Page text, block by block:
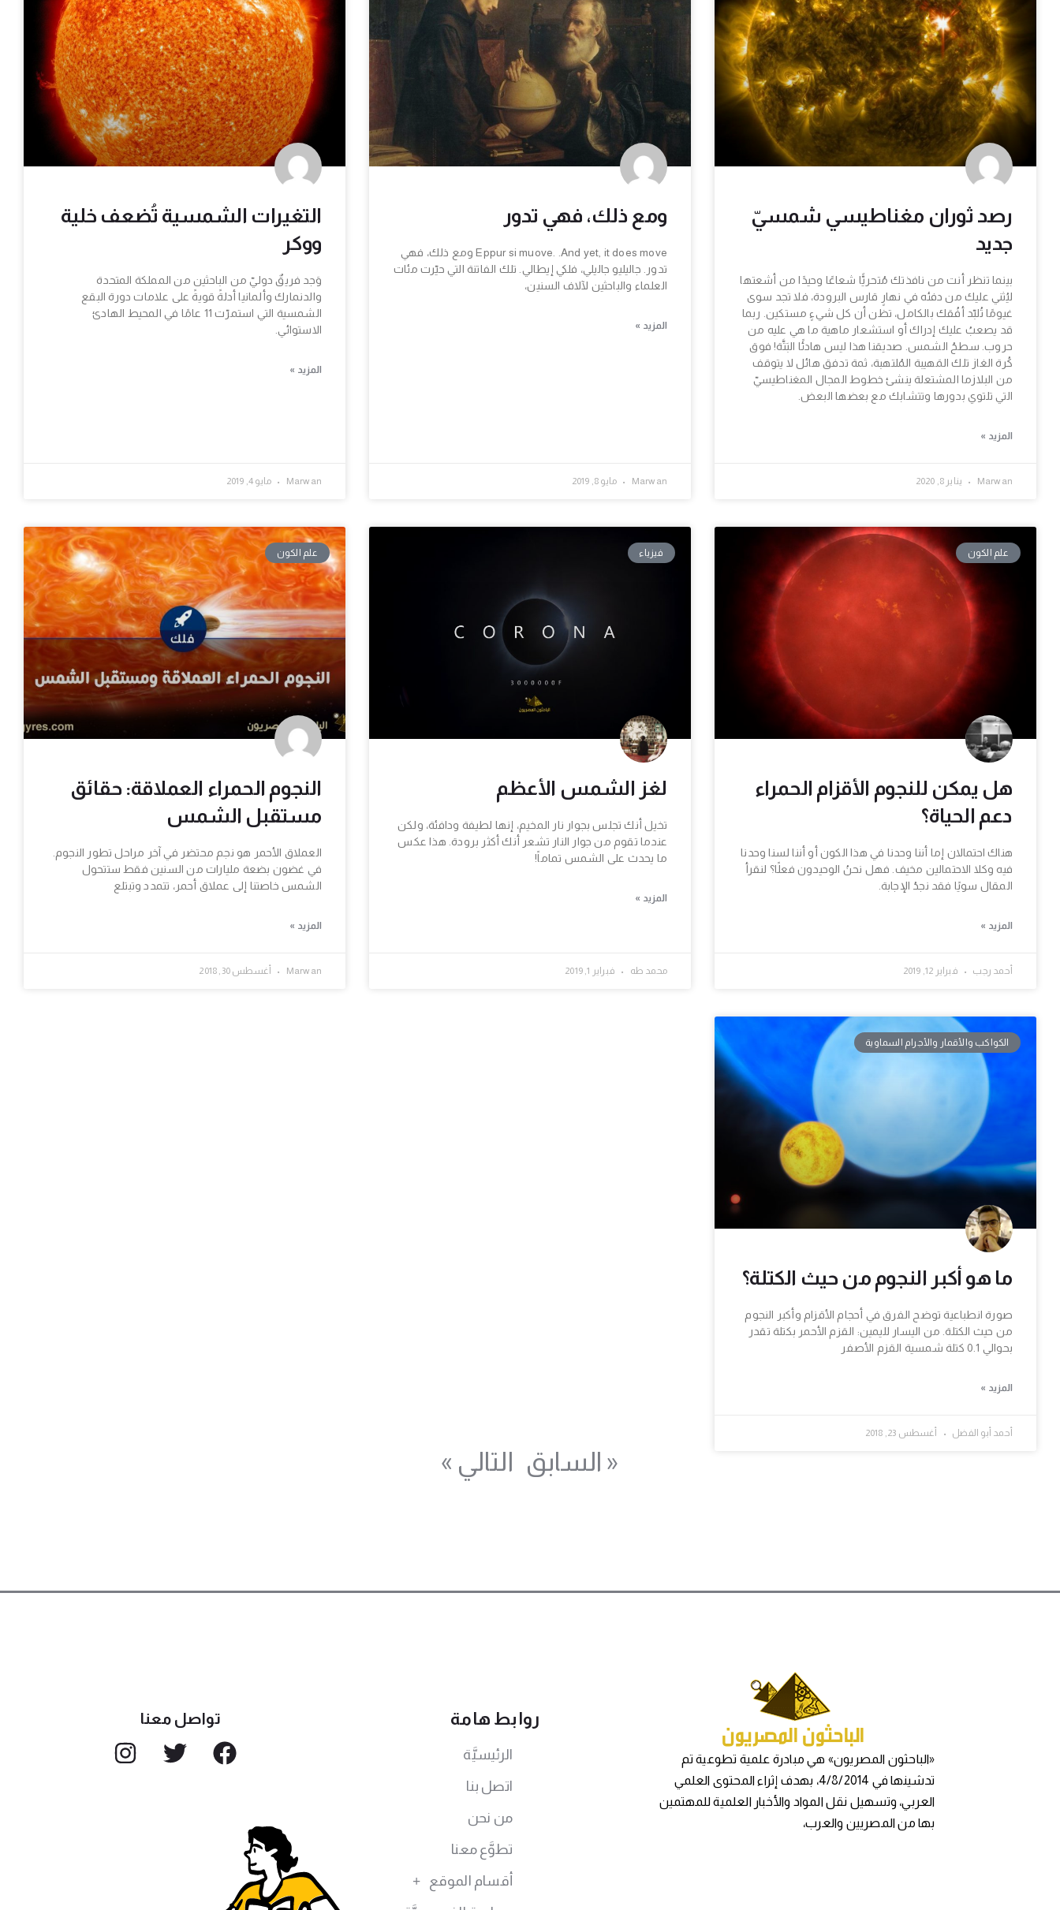
رصد ثوران مغناطيسي شمسيّ
جديد
بينما تنظر أنت من نافذتك مُتحريًّا شعاعًا وحيدًا من أشعتها
ليُثني عليك من دفئه في نهارٍ قارس البرودة، فلا تجد سوى
غيومًا تُلبّد أفُقك بالكامل، تظن أن كل شيءٍ مستكين. ربما
قد يصعبُ عليك إدراك أو استشعار ماهية ما هي عليه من
حروب. سطحُ الشمس. صديقنا هذا ليس هادئًا البَتَّة! فوق
كُرة الغاز تلك المَهيبة المُلتهبة، ثمة تدفق هائل لا يتوقف
من البلازما المشتعلة ينشئ خطوط المجال المغناطيسيّ
التي تلتوي بدورها وتتشابك مع بعضها البعض.
المزيد »
Marwan يناير 8, 2020
ومع ذلك، فهي تدور
Eppur si muove. .And yet, it does move ومع ذلك، فهي
تدور. جاليليو جاليلي، فلكي إيطالي. تلك الفاتنة التي حيّرت مئات
العلماء والباحثين لآلاف السنين،
المزيد »
Marwan مايو 8, 2019
التغيرات الشمسية تُضعف خلية
ووكر
وَجد فريقٌ دوليّ من الباحثين من المملكة المتحدة
والدنمارك وألمانيا أدلةً قويةً على علامات دورة البقع
الشمسية التي استمرّت 11 عامًا في المحيط الهادئ
الاستوائي.
المزيد »
Marwan مايو 4, 2019
علم الكون
هل يمكن للنجوم الأقزام الحمراء
دعم الحياة؟
هناك احتمالان إما أننا وحدنا في هذا الكون أو أننا لسنا وحدنا
فيه وكلا الاحتمالين مخيف. فهل نحنُ الوحيدون فعلًا؟ لنقرأ
المقال سويًا فقد نجدُ الإجابة.
المزيد »
أحمد رجب فبراير 12, 2019
فيزياء
لغز الشمس الأعظم
تخيل أنك تجلس بجوار نار المخيم، إنها لطيفة ودافئة، ولكن
عندما تقوم من جوار النار تشعر أنك أكثر برودة. هذا عكس
ما يحدث على الشمس تماماً!
المزيد »
محمد طه فبراير 1, 2019
علم الكون
النجوم الحمراء العملاقة: حقائق
مستقبل الشمس
العملاق الأحمر هو نجم محتضر في آخر مراحل تطور النجوم.
في غضون بضعة مليارات من السنين فقط ستتحول
الشمس خاصتنا إلى عملاق أحمر، تتمدد وتبتلع
المزيد »
Marwan أغسطس 30, 2018
الكواكب والأقمار والأجرام السماوية
ما هو أكبر النجوم من حيث الكتلة؟
صورة انطباعية توضح الفرق في أحجام الأقزام وأكبر النجوم
من حيث الكتلة. من اليسار لليمين: القزم الأحمر بكتلة تقدر
بحوالي 0.1 كتلة شمسية القزم الأصفر
المزيد »
أحمد أبو الفضل أغسطس 23, 2018
« السابق التالي »
«الباحثون المصريون» هي مبادرة علمية تطوعية تم
تدشينها في 4/8/2014، بهدف إثراء المحتوى العلمي
العربي، وتسهيل نقل المواد والأخبار العلمية للمهتمين
بها من المصريين والعرب،
روابط هامة
الرئيسيَّة
اتصل بنا
من نحن
تطوَّع معنا
أقسام الموقع
تواصل معنا